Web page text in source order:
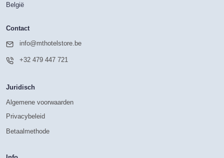
België
Contact
info@mthotelstore.be
+32 479 447 721
Juridisch
Algemene voorwaarden
Privacybeleid
Betaalmethode